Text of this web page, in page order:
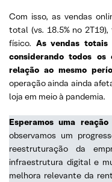
Com isso, as vendas
total (vs. 18.5% no
físico. As vendas
considerando todos os
relação ao mesmo
operação ainda ainda
loja em meio à pandemia.
Esperamos uma
observamos um
reestruturação da
infraestrutura digital e
melhora relevante da